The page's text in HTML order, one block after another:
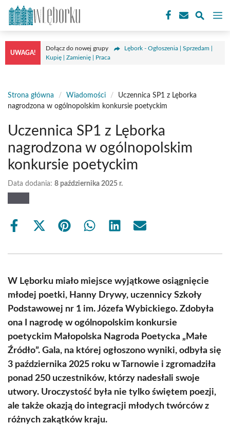
Przejdź
treści
UWAGA!
Dołącz do nowej grupy
Lębork - Ogłoszenia | Sprzedam |
Kupię | Zamienię | Praca
Strona główna / Wiadomości /
Uczennica SP1 z Lęborka
nagrodzona w ogólnopolskim konkursie poetyckim
Uczennica SP1 z Lęborka
nagrodzona w ogólnopolskim
konkursie poetyckim
Data dodania: 8 października 2025 r.
Share
Share
(Twitter)
Share Share Share Share
W Lęborku miało miejsce wyjątkowe osiągnięcie
młodej poetki, Hanny Drywy, uczennicy Szkoły
Podstawowej nr 1 im. Józefa Wybickiego. Zdobyła
ona I nagrodę w ogólnopolskim konkursie
poetyckim Małopolska Nagroda Poetycka „Małe
Źródło”. Gala, na której ogłoszono wyniki, odbyła się
3 października 2025 roku w Tarnowie i zgromadziła
ponad 250 uczestników, którzy nadesłali swoje
utwory. Uroczystość była nie tylko świętem poezji,
ale także okazją do integracji młodych twórców z
różnych zakątków kraju.